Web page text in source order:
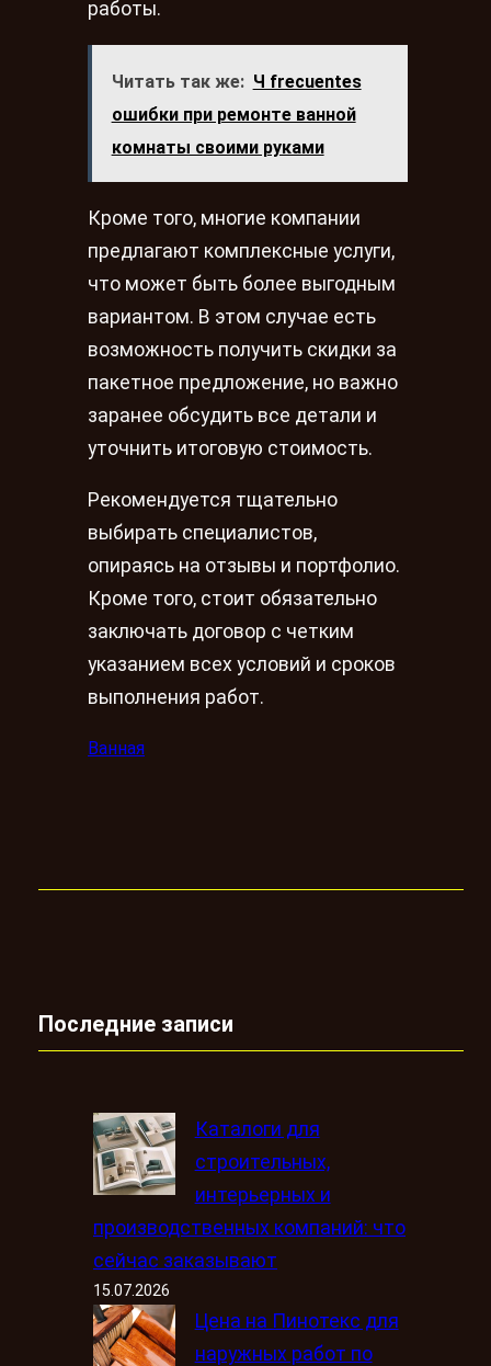
работы.
Читать так же: Ч frecuentes
ошибки при ремонте ванной
комнаты своими руками
Кроме того, многие компании
предлагают комплексные услуги,
что может быть более выгодным
вариантом. В этом случае есть
возможность получить скидки за
пакетное предложение, но важно
заранее обсудить все детали и
уточнить итоговую стоимость.
Рекомендуется тщательно
выбирать специалистов,
опираясь на отзывы и портфолио.
Кроме того, стоит обязательно
заключать договор с четким
указанием всех условий и сроков
выполнения работ.
Ванная
Последние записи
Каталоги для
строительных,
интерьерных и
производственных компаний: что
сейчас заказывают
15.07.2026
Цена на Пинотекс для
наружных работ по